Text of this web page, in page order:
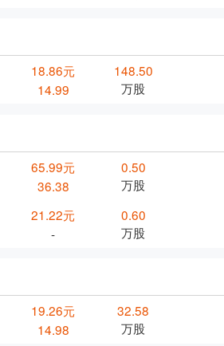
18.86元
14.99
148.50
万股
65.99元
36.38
0.50
万股
21.22元
-
0.60
万股
19.26元
14.98
32.58
万股